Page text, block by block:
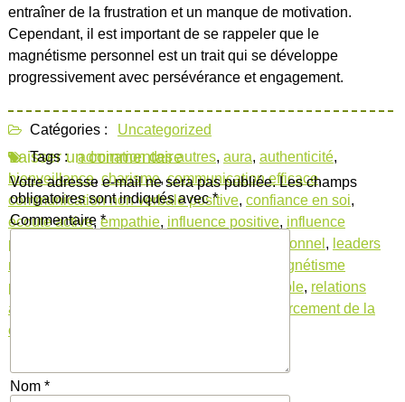
entraîner de la frustration et un manque de motivation.
Cependant, il est important de se rappeler que le
magnétisme personnel est un trait qui se développe
progressivement avec persévérance et engagement.
Catégories :
Uncategorized
Tags : admiration des autres, aura, authenticité,
bienveillance, charisme,communication efficace,
communication non verbale positive, confiance en soi,
écoute active, empathie, influence positive, influence
positive sur l'entourage
le magnétisme personnel , leaders
naturels
magnétisme
personnel
qualité intangible, relations
authentiques
renforcement de la
confiance en soi
Laisser un commentaire
Votre adresse e-mail ne sera pas publiée. Les champs
obligatoires sont indiqués avec*
Commentaire *
Nom *